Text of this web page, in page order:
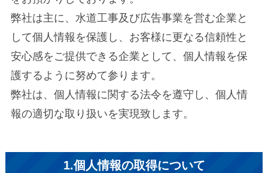
弊社は主に、水道工事及び広告事業を営む企業と
して個人情報を保護し、お客様に更なる信頼性と
安心感をご提供できる企業として、個人情報を保
護するように努めて参ります。
弊社は、個人情報に関する法令を遵守し、個人情
報の適切な取り扱いを実現致します。
1.個人情報の取得について